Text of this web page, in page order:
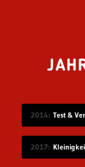
2014 Test &
2017